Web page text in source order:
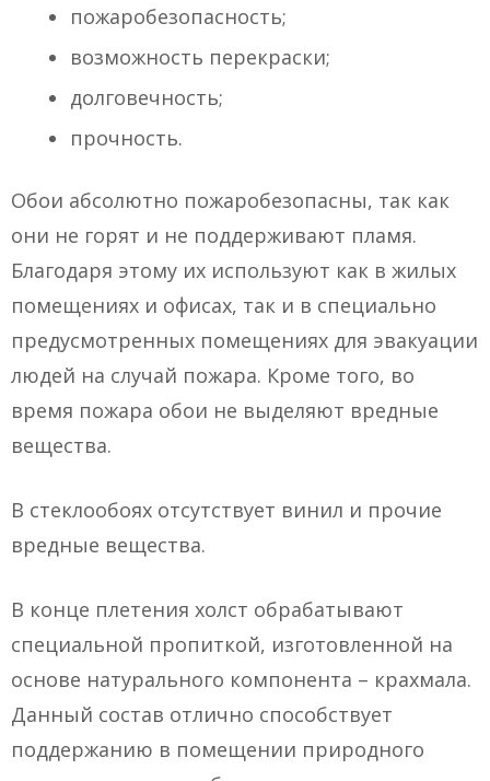
пожаробезопасность;
возможность перекраски;
долговечность;
прочность.
Обои абсолютно пожаробезопасны, так как
они не горят и не поддерживают пламя.
Благодаря этому их используют как в жилых
помещениях и офисах, так и в специально
предусмотренных помещениях для эвакуации
людей на случай пожара. Кроме того, во
время пожара обои не выделяют вредные
вещества.
В стеклообоях отсутствует винил и прочие
вредные вещества.
В конце плетения холст обрабатывают
специальной пропиткой, изготовленной на
основе натурального компонента – крахмала.
Данный состав отлично способствует
поддержанию в помещении природного